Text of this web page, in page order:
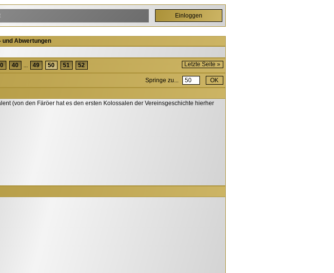
und Abwertungen
40 ... 49 50 51 52 Letzte Seite »
Springe zu...
(von den Färöer hat es den ersten Kolossalen der Vereinsgeschichte hierher